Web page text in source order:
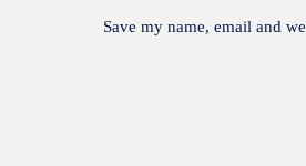
Save my name, email and